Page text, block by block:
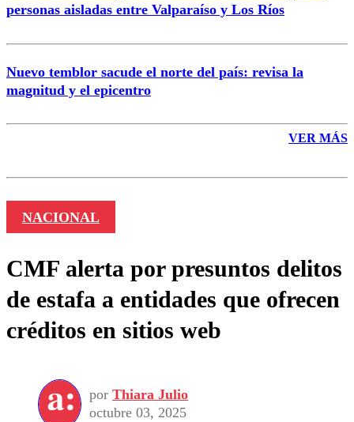
personas aisladas entre Valparaíso y Los Ríos
Nuevo temblor sacude el norte del país: revisa la
magnitud y el epicentro
VER MÁS
NACIONAL
CMF alerta por presuntos delitos
de estafa a entidades que ofrecen
créditos en sitios web
por Thiara Julio
octubre 03, 2025